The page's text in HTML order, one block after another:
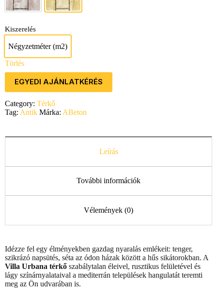
Kiszerelés
Négyzetméter (m2)
Négyzetméter (m2)
Törlés
EGYEDI AJÁNLATKÉRÉS
Category: Térkő
Tag: Antik Márka: ABeton
Leírás
További információk
Vélemények (0)
Idézze fel egy élményekben gazdag nyaralás emlékeit: tenger,
szikrázó napsütés, séta az ódon házak között a hűs sikátorokban. A
Villa Urbana térkő szabálytalan éleivel, rusztikus felületével és
lágy színárnyalataival a mediterrán települések hangulatát teremti
meg az Ön udvarában is.